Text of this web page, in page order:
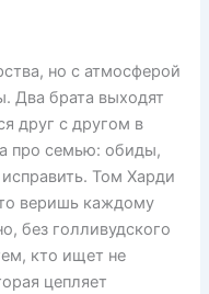
но с атмосферой
Два брата выходят
друг с другом в
про семью: обиды,
Том Харди
веришь каждому
без голливудского
кто ищет не
цепляет